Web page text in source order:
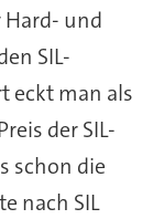
und
SIL-
eckt man als
der SIL-
schon die
nach SIL